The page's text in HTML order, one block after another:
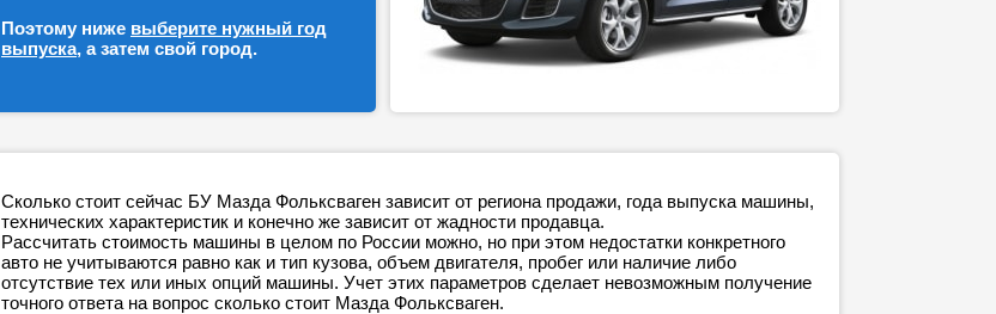
Поэтому ниже выберите нужный год
выпуска, а затем свой город.
Сколько стоит сейчас БУ Мазда Фольксваген зависит от региона продажи, года выпуска машины,
технических характеристик и конечно же зависит от жадности продавца.
Рассчитать стоимость машины в целом по России можно, но при этом недостатки конкретного
авто не учитываются равно как и тип кузова, объем двигателя, пробег или наличие либо
отсутствие тех или иных опций машины. Учет этих параметров сделает невозможным получение
точного ответа на вопрос сколько стоит Мазда Фольксваген.